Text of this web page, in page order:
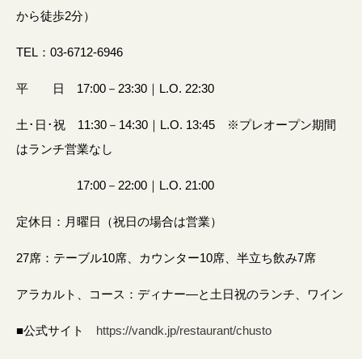
から徒歩2分）
TEL：03-6712-6946
平 日 17:00－23:30｜L.O. 22:30
土･日･祝 11:30－14:30｜L.O. 13:45 ※プレオープン期間
はランチ営業なし
17:00－22:00｜L.O. 21:00
定休日：月曜日（祝日の場合は営業）
27席：テーブル10席、カウンター10席、半立ち飲み7席
アラカルト、コース：ディナー―と土日祝のランチ、ワイン
■公式サイト https://vandk.jp/restaurant/chusto